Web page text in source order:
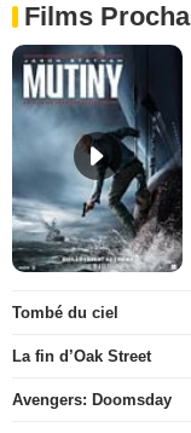
Films
Tombé du ciel
La fin d’Oak Street
Avengers: Doomsday